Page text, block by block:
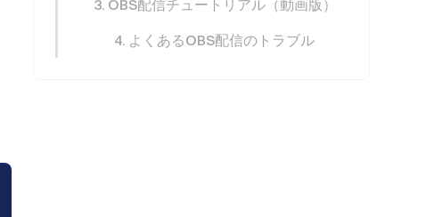
3. OBS配信チュートリアル（動画版）
4. よくあるOBS配信のトラブル